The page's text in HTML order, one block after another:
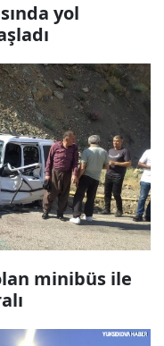
yol
minibüs ile